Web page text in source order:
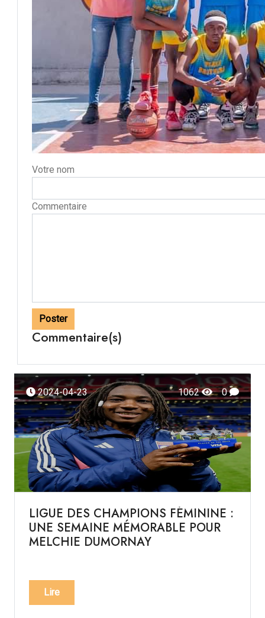
Votre nom
Commentaire
Poster
Commentaire(s)
2024-04-23 1062 0
LIGUE DES CHAMPIONS FÉMININE :
UNE SEMAINE MÉMORABLE POUR
MELCHIE DUMORNAY
Lire